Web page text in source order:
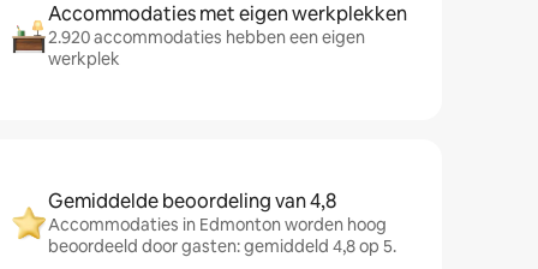
Accommodaties met eigen werkplekken
2.920 accommodaties hebben een eigen
werkplek
Gemiddelde beoordeling van 4,8
Accommodaties in Edmonton worden hoog
beoordeeld door gasten: gemiddeld 4,8 op 5.